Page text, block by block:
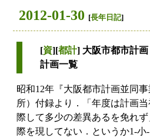
2012-01-30 [長年日記]
[資][都計] 大阪市都市計
計画一覧
昭和12年『大阪都市計画並同
所）付録より．「年度は計画
際して多少の差異あるを免れ
際を現してない．というか1-